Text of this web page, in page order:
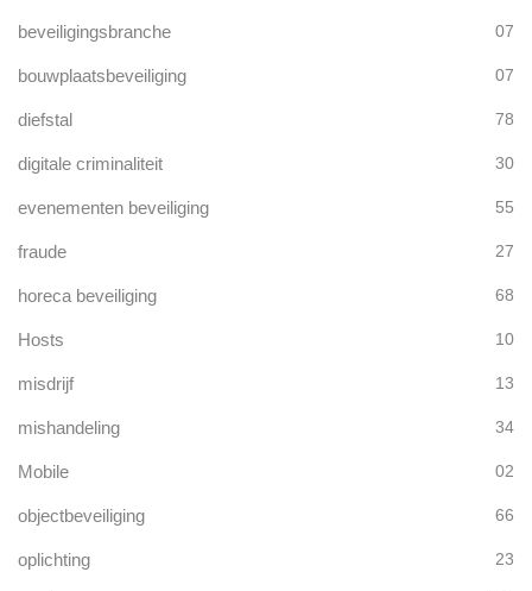
beveiligingsbranche 07
bouwplaatsbeveiliging 07
diefstal 78
digitale criminaliteit 30
evenementen beveiliging 55
fraude 27
horeca beveiliging 68
Hosts 10
misdrijf 13
mishandeling 34
Mobile 02
objectbeveiliging 66
oplichting 23